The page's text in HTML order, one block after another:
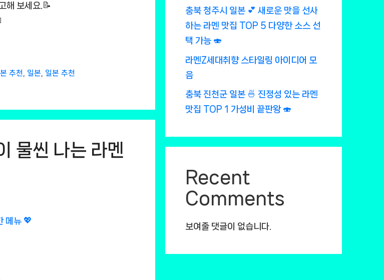
해 보세요.📝
추천, 일본, 일본 추천
물씬 나는 라멘
충북 청주시 일본 💕 새로운 맛을 선사
하는 라멘 맛집 TOP 5 다양한 소스 선
택 가능 🍣
라멘Z세대취향 스타일링 아이디어 모
음
충북 진천군 일본 🍜 진정성 있는 라멘
맛집 TOP 1 가성비 끝판왕 🍣
Recent
Comments
보여줄 댓글이 없습니다.